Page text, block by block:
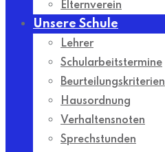
Elternverein
Unsere Schule
Lehrer
Schularbeitstermine
Beurteilungskriterien
Hausordnung
Verhaltensnoten
Sprechstunden